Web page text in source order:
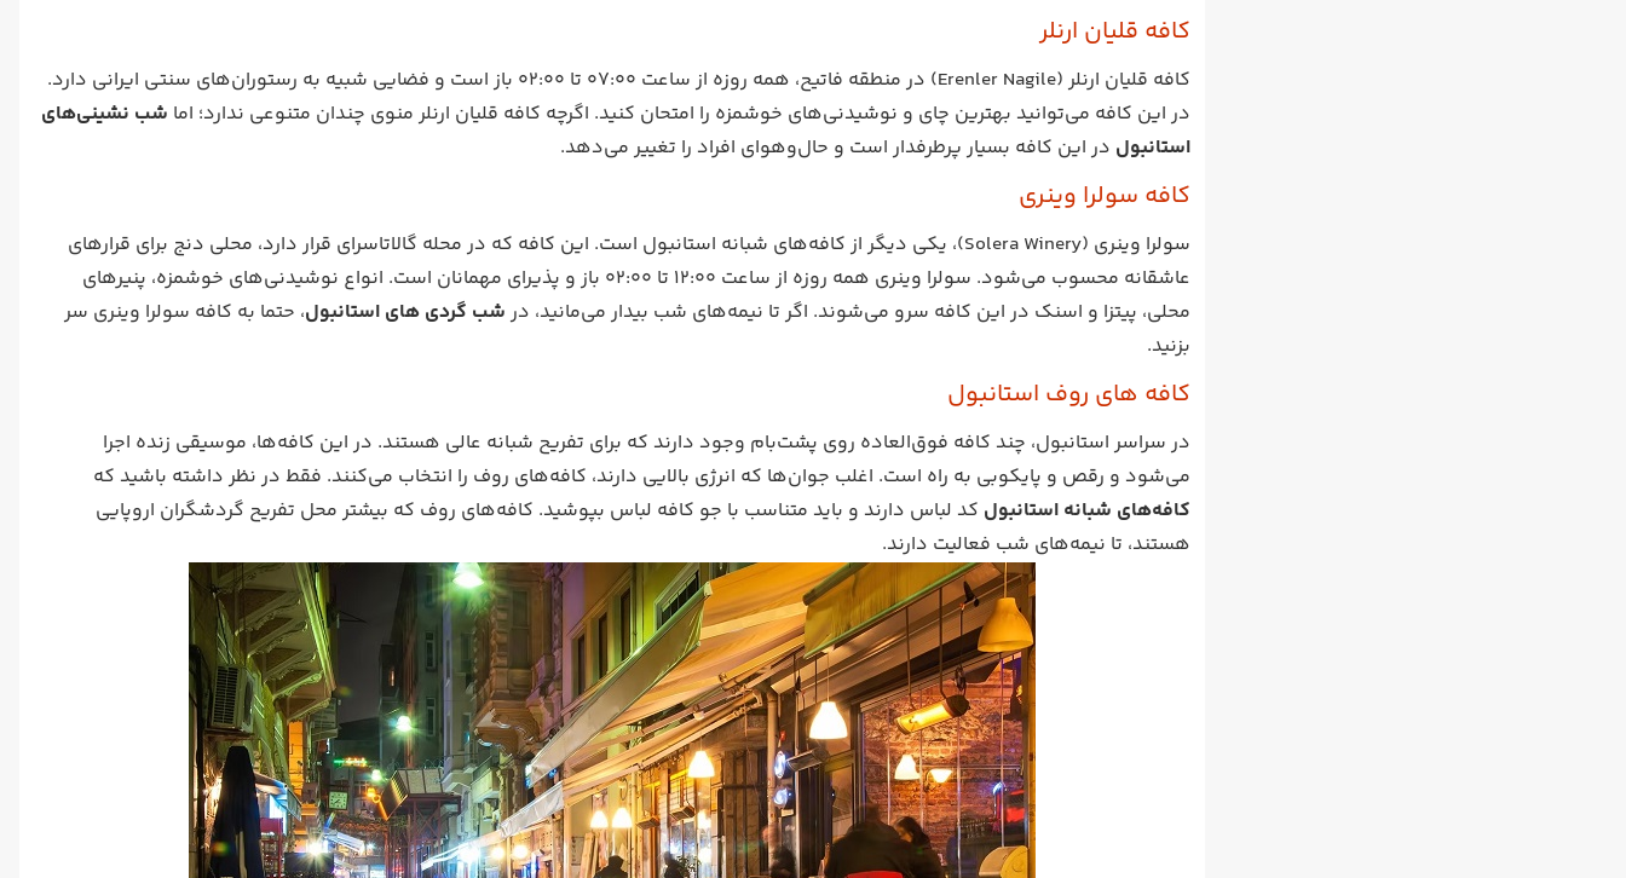
کافه قلیان ارنلر
کافه قلیان ارنلر (Erenler Nagile) در منطقه فاتیح، همه روزه از ساعت ۰۷:۰۰ تا ۰۲:۰۰ باز است و فضایی شبیه به رستوران‌های سنتی ایرانی دارد.
در این کافه می‌توانید بهترین چای و نوشیدنی‌های خوشمزه را امتحان کنید. اگرچه کافه قلیان ارنلر منوی چندان متنوعی ندارد؛ اما شب نشینی‌های
استانبول در این کافه بسیار پرطرفدار است و حال‌وهوای افراد را تغییر می‌دهد.
کافه سولرا وینری
سولرا وینری (Solera Winery)، یکی دیگر از کافه‌های شبانه استانبول است. این کافه که در محله گالاتاسرای قرار دارد، محلی دنج برای قرارهای
عاشقانه محسوب می‌شود. سولرا وینری همه روزه از ساعت ۱۲:۰۰ تا ۰۲:۰۰ باز و پذیرای مهمانان است. انواع نوشیدنی‌های خوشمزه، پنیرهای
محلی، پیتزا و اسنک در این کافه سرو می‌شوند. اگر تا نیمه‌های شب بیدار می‌مانید، در شب گردی های استانبول، حتما به کافه سولرا وینری سر
بزنید.
کافه های روف استانبول
در سراسر استانبول، چند کافه فوق‌العاده روی پشت‌بام وجود دارند که برای تفریح شبانه عالی هستند. در این کافه‌ها، موسیقی زنده اجرا
می‌شود و رقص و پایکوبی به راه است. اغلب جوان‌ها که انرژی بالایی دارند، کافه‌های روف را انتخاب می‌کنند. فقط در نظر داشته باشید که
کافه‌های شبانه استانبول کد لباس دارند و باید متناسب با جو کافه لباس بپوشید. کافه‌های روف که بیشتر محل تفریح گردشگران اروپایی
هستند، تا نیمه‌های شب فعالیت دارند.